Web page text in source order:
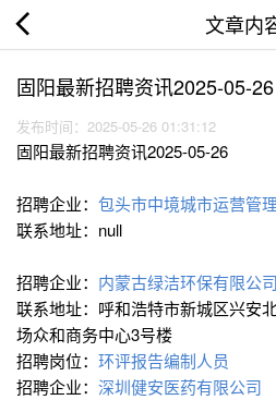
文章内
固阳最新招聘资讯2025-05-26
发布时间：2025-05-26 01:31:12
固阳最新招聘资讯2025-05-26
招聘企业： 包头市中境城市运营管
联系地址：null
招聘企业： 内蒙古绿洁环保有限公司
联系地址：呼和浩特市新城区兴安
场众和商务中心3号楼
招聘岗位： 环评报告编制人员
招聘企业： 深圳健安医药有限公司